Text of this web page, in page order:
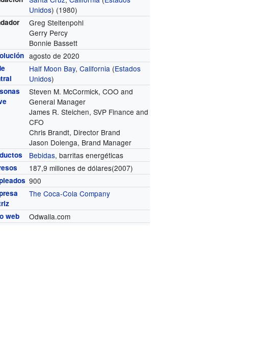
Unidos) (1980)
Greg Steltenpohl
Gerry Percy
Bonnie Bassett
agosto de 2020
Half Moon Bay,California (Estados
Unidos)
Steven M. McCormick, COO and
General Manager
James R. Steichen, SVP Finance and
CFO
Chris Brandt, Director Brand
Jason Dolenga, Brand Manager
Bebidas, barritas energéticas
187,9 millones de dólares(2007)
900
The Coca-Cola Company
web Odwalla.com